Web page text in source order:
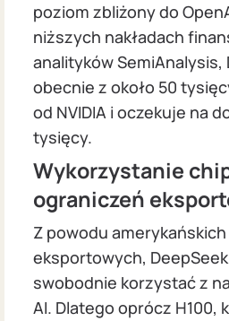
poziom zbliżony do
niższych nakładach
analityków
obecnie z około 50
od NVIDIA i oczekuje na
tysięcy.
Wykorzystanie
ograniczeń
Z powodu
eksportowych,
swobodnie korzystać z
AI. Dlatego oprócz H100,